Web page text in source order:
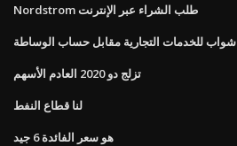
Nordstrom طلب الشراء عبر الإنترنت
شواب للخدمات التجارية مقابل حساب الوساطة
تزلج دو 2020 العادم الأسهم
لنا قطاع النفط
هو سعر الفائدة 6 جيد